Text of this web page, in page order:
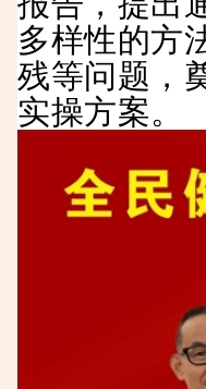
多样性的方
残等问题，
实操方案。